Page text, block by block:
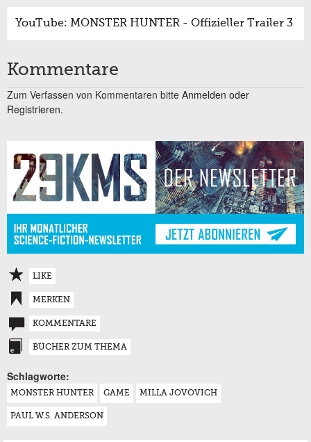
YouTube: MONSTER HUNTER - Offizieller Trailer 3
Kommentare
Zum Verfassen von Kommentaren bitte Anmelden oder
Registrieren.
LIKE
MERKEN
KOMMENTARE
BÜCHER ZUM THEMA
Schlagworte:
MONSTER HUNTER GAME MILLA JOVOVICH
PAUL W.S. ANDERSON